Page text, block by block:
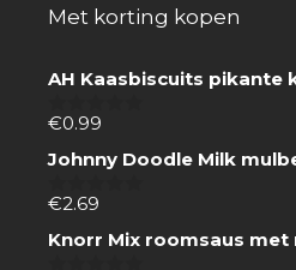
Met korting kopen
AH Kaasbiscuits pikante
0
5
€0.99
Johnny Doodle Milk
0
5
€2.69
Knorr Mix roomsaus